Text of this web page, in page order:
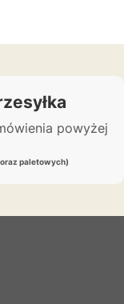
powyżej
paletowych)